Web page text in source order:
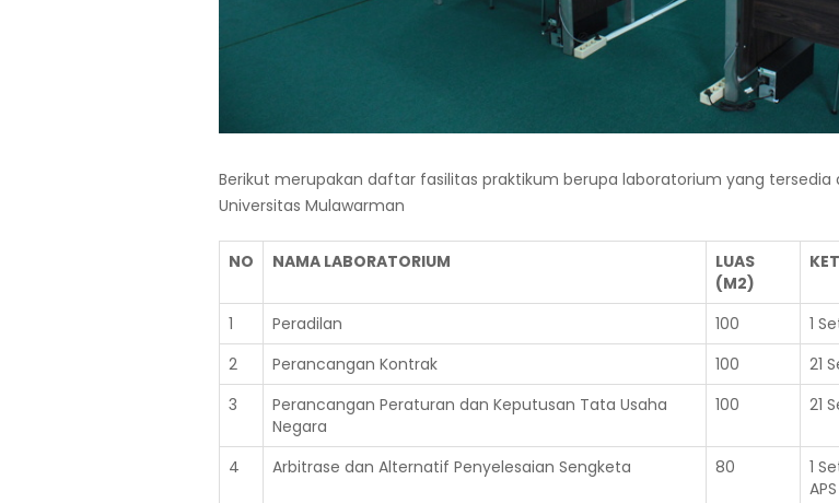
Berikut merupakan daftar fasilitas praktikum berupa laboratorium yang tersedia
Universitas Mulawarman
NO NAMA LABORATORIUM
LUAS
(M2)
1 Peradilan 100
1
2
Perancangan Kontrak 100
21
3
Perancangan Peraturan dan Keputusan Tata Usaha
Negara
100 21
4 Arbitrase dan Alternatif Penyelesaian Sengketa 80
1
APS